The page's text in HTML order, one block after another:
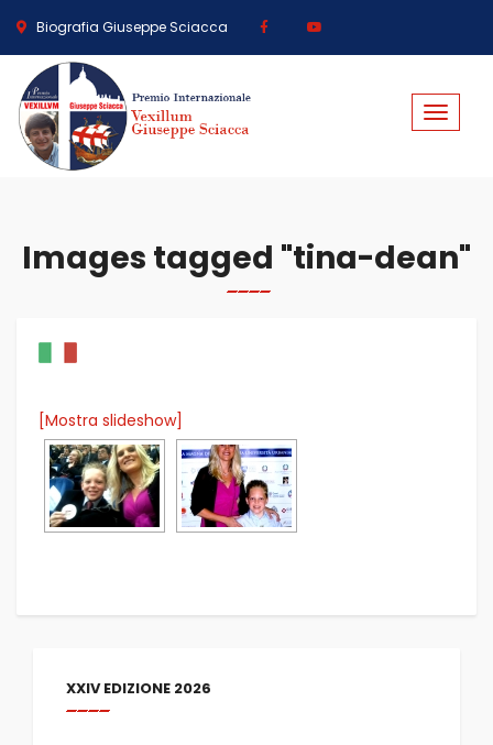
Biografia Giuseppe Sciacca
Toggle
Images tagged "tina-dean"
[Mostra slideshow]
XXIV EDIZIONE 2026